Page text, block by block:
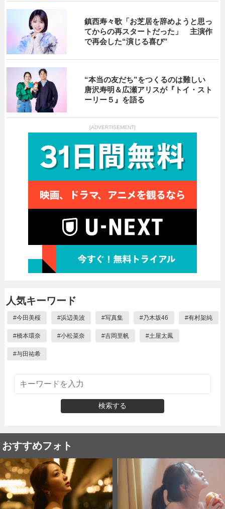
鎮西寿々歌「お芝居を辞めようと思っ
てからの再スタートだった」 主演作
で再会した“演じる喜び”
“本当の友だち”をつくるのは難しい
唐沢寿明＆広瀬アリスが『トイ・スト
ーリー５』を語る
[ADVERTISEMENT]
人気キーワード
#今田美桜 #浜辺美波 #写真集 #乃木坂46 #有村架純
#橋本環奈 #小松菜奈 #吉岡里帆 #土屋太鳳
#与田祐希
検索する
おすすめフォト